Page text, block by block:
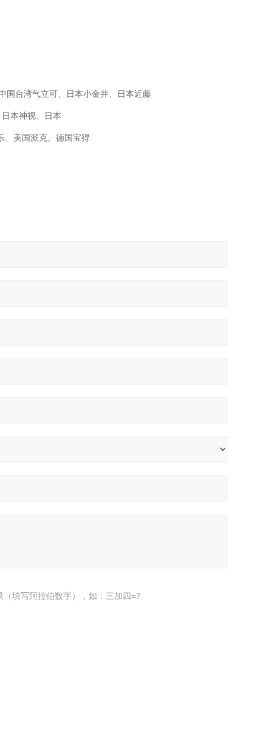
国台湾气立可、日本小金井、日本近藤
本神视、日本
、美国派克、德国宝得
（填写阿拉伯数字），如：三加四=7